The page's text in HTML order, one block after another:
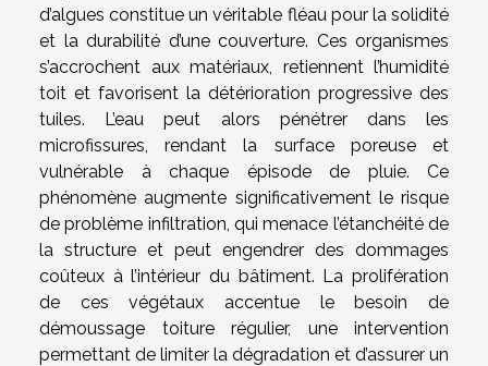
d’algues constitue un véritable fléau pour la solidité
et la durabilité d’une couverture. Ces organismes
s’accrochent aux matériaux, retiennent l’humidité
toit et favorisent la détérioration progressive des
tuiles. L’eau peut alors pénétrer dans les
microfissures, rendant la surface poreuse et
vulnérable à chaque épisode de pluie. Ce
phénomène augmente significativement le risque
de problème infiltration, qui menace l’étanchéité de
la structure et peut engendrer des dommages
coûteux à l’intérieur du bâtiment. La prolifération
de ces végétaux accentue le besoin de
démoussage toiture régulier, une intervention
permettant de limiter la dégradation et d’assurer un